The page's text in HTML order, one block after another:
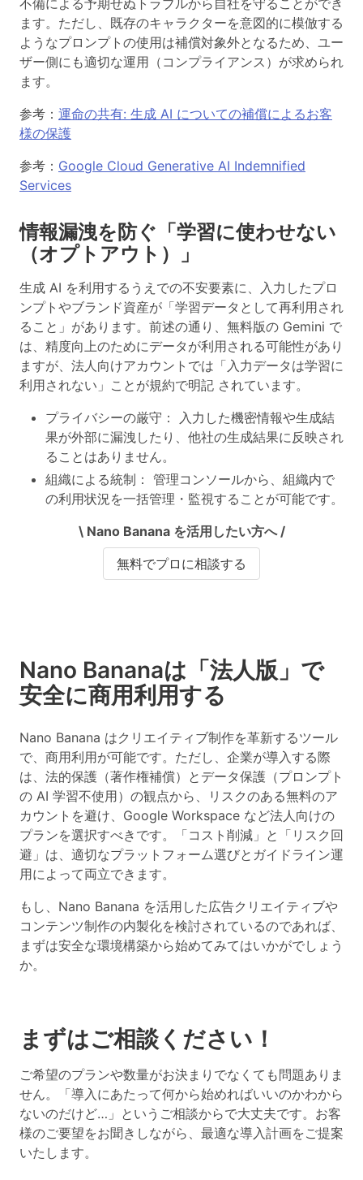
ます。ただし、既存のキャラクターを意図的に模倣する
ようなプロンプトの使用は補償対象外となるため、ユー
ザー側にも適切な運用（コンプライアンス）が求められ
ます。
参考： 運命の共有: 生成 AI についての補償によるお客
様の保護
参考： Google Cloud Generative AI Indemnified
Services
情報漏洩を防ぐ「学習に使わせない
（オプトアウト）」
生成 AI を利用するうえでの不安要素に、入力したプロ
ンプトやブランド資産が「学習データとして再利用され
ること」があります。前述の通り、無料版の Gemini で
は、精度向上のためにデータが利用される可能性があり
ますが、 法人向けアカウントでは「入力データは学習に
利用されない」ことが規約で明記 されています。
プライバシーの厳守 ： 入力した機密情報や生成結
果が外部に漏洩したり、他社の生成結果に反映され
ることはありません。
組織による統制 ： 管理コンソールから、組織内で
の利用状況を一括管理・監視することが可能です。
\ Nano Banana を活用したい方へ /
無料でプロに相談する
Nano Bananaは「法人版」で
安全に商用利用する
Nano Banana はクリエイティブ制作を革新するツール
で、商用利用が可能です。ただし、 企業が導入する際
は、法的保護（著作権補償）とデータ保護（プロンプト
の AI 学習不使用）の観点から、リスクのある無料のア
カウントを避け、Google Workspace など法人向けの
プランを選択すべき です。「コスト削減」と「リスク回
避」は、適切なプラットフォーム選びとガイドライン運
用によって両立できます。
もし、Nano Banana を活用した広告クリエイティブや
コンテンツ制作の内製化を検討されているのであれば、
まずは安全な環境構築から始めてみてはいかがでしょう
か。
まずはご相談ください！
ご希望のプランや数量がお決まりでなくても問題ありま
せん。「導入にあたって何から始めればいいのかわから
ないのだけど…」というご相談からで大丈夫です。お客
様のご要望をお聞きしながら、最適な導入計画をご提案
いたします。